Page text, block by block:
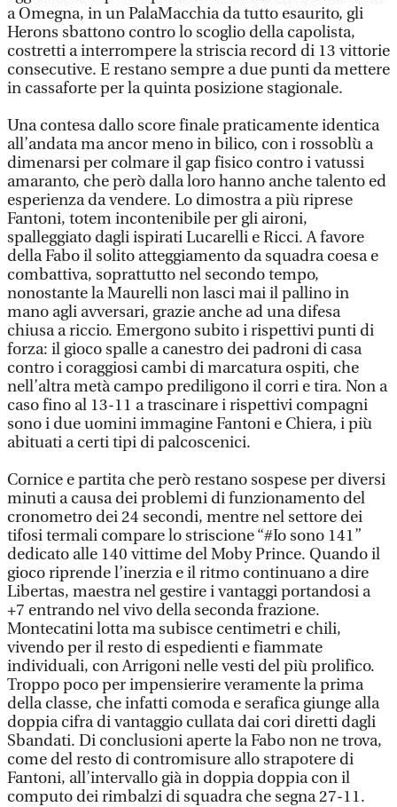
a Omegna, in un PalaMacchia da tutto esaurito, gli
Herons sbattono contro lo scoglio della capolista,
costretti a interrompere la striscia record di 13 vittorie
consecutive. E restano sempre a due punti da mettere
in cassaforte per la quinta posizione stagionale.
Una contesa dallo score finale praticamente identica
all’andata ma ancor meno in bilico, con i rossoblù a
dimenarsi per colmare il gap fisico contro i vatussi
amaranto, che però dalla loro hanno anche talento ed
esperienza da vendere. Lo dimostra a più riprese
Fantoni, totem incontenibile per gli aironi,
spalleggiato dagli ispirati Lucarelli e Ricci. A favore
della Fabo il solito atteggiamento da squadra coesa e
combattiva, soprattutto nel secondo tempo,
nonostante la Maurelli non lasci mai il pallino in
mano agli avversari, grazie anche ad una difesa
chiusa a riccio. Emergono subito i rispettivi punti di
forza: il gioco spalle a canestro dei padroni di casa
contro i coraggiosi cambi di marcatura ospiti, che
nell’altra metà campo prediligono il corri e tira. Non a
caso fino al 13-11 a trascinare i rispettivi compagni
sono i due uomini immagine Fantoni e Chiera, i più
abituati a certi tipi di palcoscenici.
Cornice e partita che però restano sospese per diversi
minuti a causa dei problemi di funzionamento del
cronometro dei 24 secondi, mentre nel settore dei
tifosi termali compare lo striscione “#Io sono 141”
dedicato alle 140 vittime del Moby Prince. Quando il
gioco riprende l’inerzia e il ritmo continuano a dire
Libertas, maestra nel gestire i vantaggi portandosi a
+7 entrando nel vivo della seconda frazione.
Montecatini lotta ma subisce centimetri e chili,
vivendo per il resto di espedienti e fiammate
individuali, con Arrigoni nelle vesti del più prolifico.
Troppo poco per impensierire veramente la prima
della classe, che infatti comoda e serafica giunge alla
doppia cifra di vantaggio cullata dai cori diretti dagli
Sbandati. Di conclusioni aperte la Fabo non ne trova,
come del resto di contromisure allo strapotere di
Fantoni, all’intervallo già in doppia doppia con il
computo dei rimbalzi di squadra che segna 27-11.